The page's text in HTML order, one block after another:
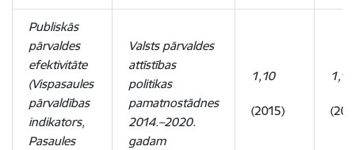
Publiskās
pārvaldes
efektivitāte
(Vispasaules
pārvaldības
indikators,
Pasaules
Valsts pārvaldes
attīstības
politikas
pamatnostādnes
2014.–2020.
gadam
1,10
(2015)
1,10